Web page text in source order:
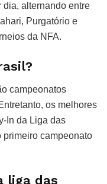
alternando entre
Purgatório e
da NFA.
campeonatos
os melhores
In da Liga das
primeiro campeonato
liga das